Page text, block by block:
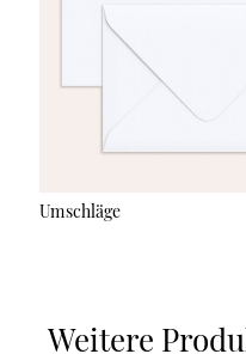
Umschläge
Weitere